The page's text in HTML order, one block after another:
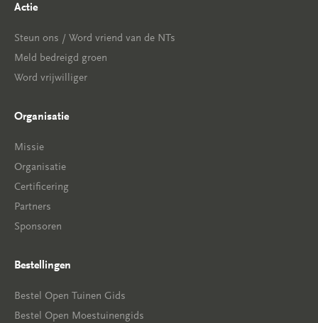
Actie
Steun ons / Word vriend van de NTs
Meld bedreigd groen
Word vrijwilliger
Organisatie
Missie
Organisatie
Certificering
Partners
Sponsoren
Bestellingen
Bestel Open Tuinen Gids
Bestel Open Moestuinengids